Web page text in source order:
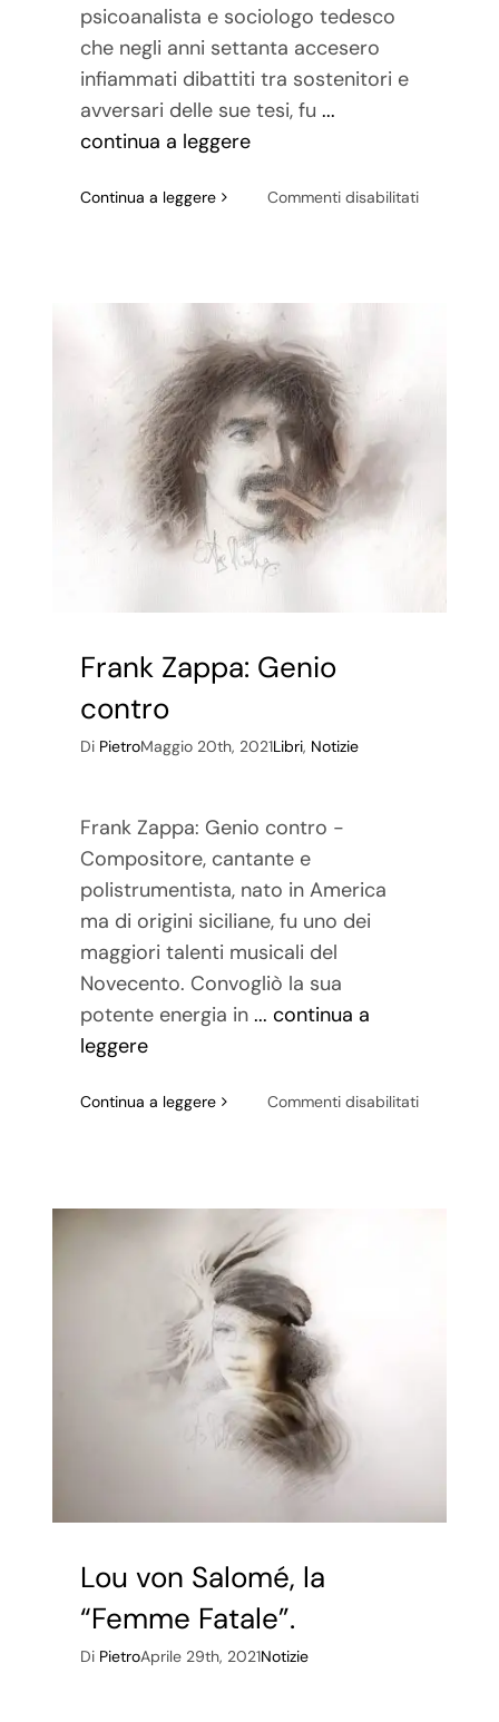
psicoanalista e sociologo tedesco
che negli anni settanta accesero
infiammati dibattiti tra sostenitori e
avversari delle sue tesi, fu ...
continua a leggere
Continua a leggere Commenti disabilitatisu
Frank Zappa: Genio
contro
Di PietroMaggio 20th, 2021Libri, Notizie
Frank Zappa: Genio contro -
Compositore, cantante e
polistrumentista, nato in America
ma di origini siciliane, fu uno dei
maggiori talenti musicali del
Novecento. Convogliò la sua
potente energia in ... continua a
leggere
Continua a leggere Commenti disabilitatisu
Lou von Salomé, la
“Femme Fatale”.
Di PietroAprile 29th, 2021Notizie